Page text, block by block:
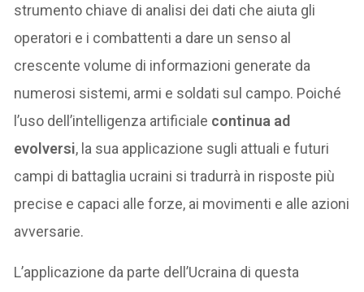
strumento chiave di analisi dei dati che aiuta gli
operatori e i combattenti a dare un senso al
crescente volume di informazioni generate da
numerosi sistemi, armi e soldati sul campo. Poiché
l’uso dell’intelligenza artificiale continua ad
evolversi, la sua applicazione sugli attuali e futuri
campi di battaglia ucraini si tradurrà in risposte più
precise e capaci alle forze, ai movimenti e alle azioni
avversarie.
L’applicazione da parte dell’Ucraina di questa